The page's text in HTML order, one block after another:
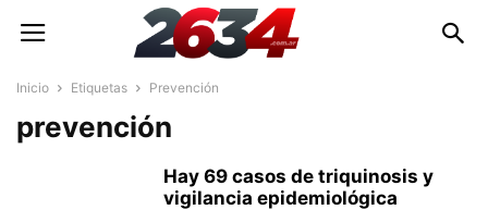
Inicio Etiquetas Prevención
prevención
Hay 69 casos de triquinosis y
vigilancia epidemiológica